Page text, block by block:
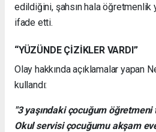
edildiğini, şahsın hala
ifade etti.
“YÜZÜNDE ÇİZİKLER VARDI”
Olay hakkında açıklamalar yapan
kullandı:
"3 yaşındaki çocuğum
Okul servisi çocuğumu akşam